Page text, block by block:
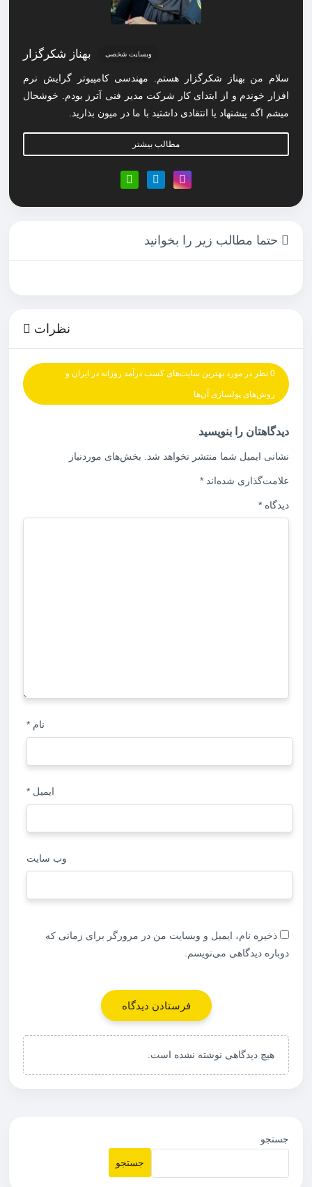
بهناز شکرگزار وبسایت شخصی
سلام من بهناز شکرگزار هستم. مهندسی کامپیوتر گرایش نرم
افزار خوندم و از ابتدای کار شرکت مدیر فنی آترز بودم. خوشحال
میشم اگه پیشنهاد یا انتقادی داشتید با ما در میون بذارید.
مطالب بیشتر
حتما مطالب زیر را بخوانید
نظرات
0 نظر در مورد بهترین سایت‌های کسب درآمد روزانه در ایران و
روش‌های پولسازی آن‌ها
دیدگاهتان را بنویسید
نشانی ایمیل شما منتشر نخواهد شد. بخش‌های موردنیاز
علامت‌گذاری شده‌اند *
دیدگاه *
نام *
ایمیل *
وب‌ سایت
ذخیره نام، ایمیل و وبسایت من در مرورگر برای زمانی که
دوباره دیدگاهی می‌نویسم.
هیچ دیدگاهی نوشته نشده است.
جستجو
جستجو